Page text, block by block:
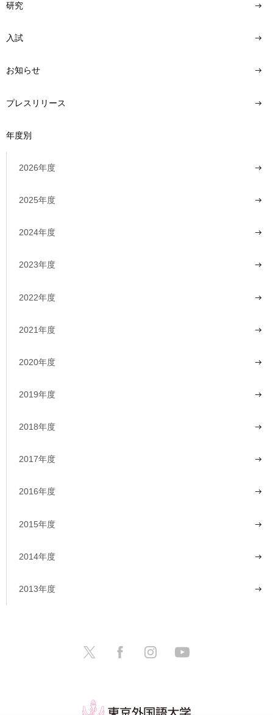
研究
入試
お知らせ
プレスリリース
年度別
2026年度
2025年度
2024年度
2023年度
2022年度
2021年度
2020年度
2019年度
2018年度
2017年度
2016年度
2015年度
2014年度
2013年度